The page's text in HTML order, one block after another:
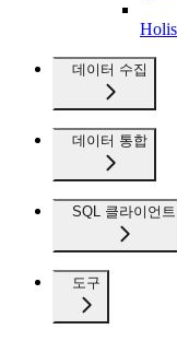
데이터 수집
데이터 통합
SQL 클라이언트
도구